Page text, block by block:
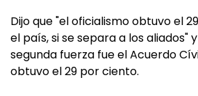
Dijo que "el oficialismo obtuvo el
el país, si se separa a los aliados"
segunda fuerza fue el Acuerdo
obtuvo el 29 por ciento.